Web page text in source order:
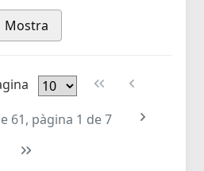
Mostra
61, pàgina 1 de 7